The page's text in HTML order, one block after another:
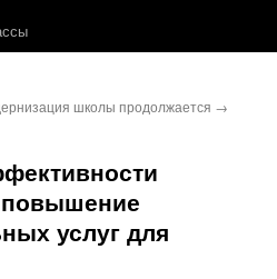
школы продолжается →
услуг для